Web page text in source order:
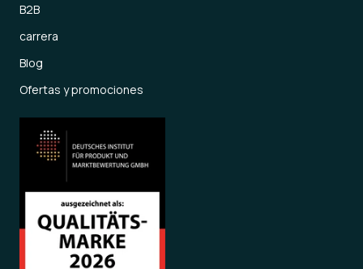
B2B
carrera
Blog
Ofertas y promociones